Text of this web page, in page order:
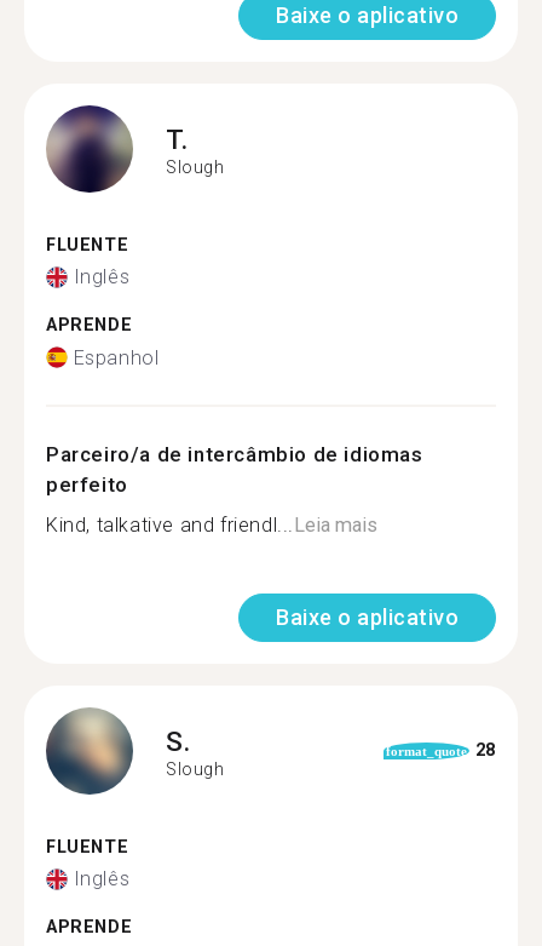
Baixe o aplicativo
T.
Slough
FLUENTE
Inglês
APRENDE
Espanhol
Parceiro/a de intercâmbio de idiomas
perfeito
Kind, talkative and friendl... Leia mais
Baixe o aplicativo
S.
Slough
format_quote 28
FLUENTE
Inglês
APRENDE